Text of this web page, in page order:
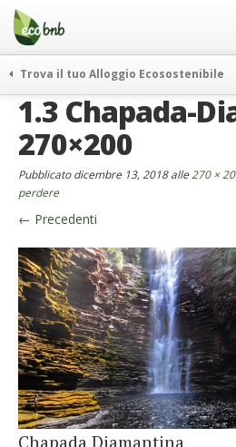
Menu
Salta
contenuto
Offerte Speciali
Regali
FAQ
Chi Siamo
Partner
Contatti
Italiano
German
English
Spanish
French
Trova il tuo Alloggio Ecosostenibile
weekend green
curiosità
vivere e viaggiare verde
news ed eventi
rassegna stampa
1.3 Chapada-
270×200
Pubblicatodicembre 13, 2018alle 270 ×
perdere
← Precedenti
Chapada Diamantina